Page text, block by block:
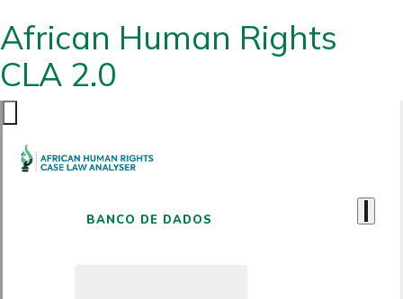
African Human Rights
CLA 2.0
BANCO DE DADOS